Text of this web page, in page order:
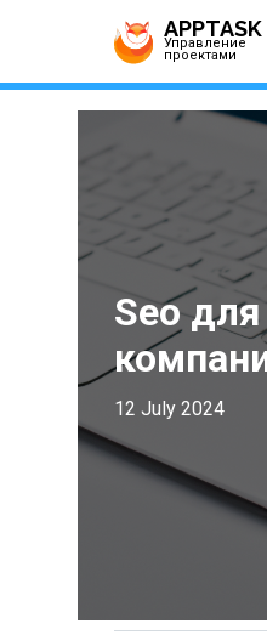
APPTASK
Управление
проектами
Seo
12 July 2024